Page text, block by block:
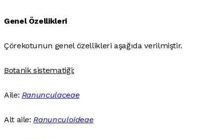
Genel Özellikleri
Çörekotunun genel özellikleri aşağıda verilmiştir.
Botanik sistematiği:
Aile: Ranunculaceae
Alt aile:Ranunculoideae